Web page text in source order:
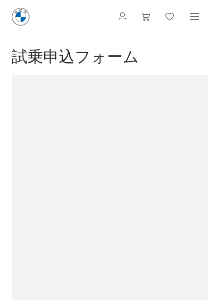
試乗申込フォーム